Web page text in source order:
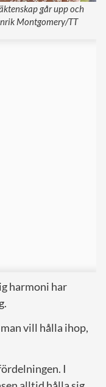
går upp och
Montgomery/TT
harmoni har
vill hålla ihop,
I